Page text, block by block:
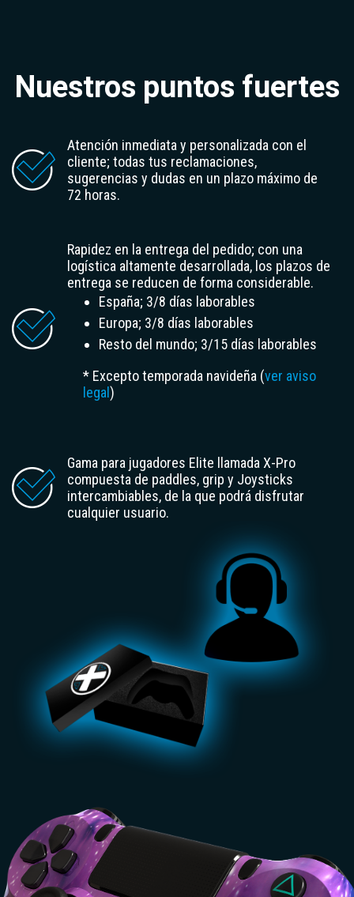
Nuestros puntos fuertes
Atención inmediata y personalizada con el
cliente; todas tus reclamaciones,
sugerencias y dudas en un plazo máximo de
72 horas.
Rapidez en la entrega del pedido; con una
logística altamente desarrollada, los plazos de
entrega se reducen de forma considerable.
España; 3/8 días laborables
Europa; 3/8 días laborables
Resto del mundo; 3/15 días laborables
* Excepto temporada navideña (ver aviso
legal)
Gama para jugadores Elite llamada X-Pro
compuesta de paddles, grip y Joysticks
intercambiables, de la que podrá disfrutar
cualquier usuario.